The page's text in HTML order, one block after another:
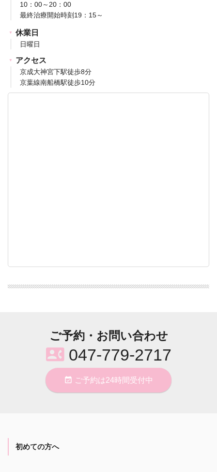
10：00～20：00
最終治療開始時刻19：15～
休業日
日曜日
アクセス
京成大神宮下駅徒歩8分
京葉線南船橋駅徒歩10分
ご予約・お問い合わせ
contact_phone 047-779-2717
event_available ご予約は24時間受付中
初めての方へ